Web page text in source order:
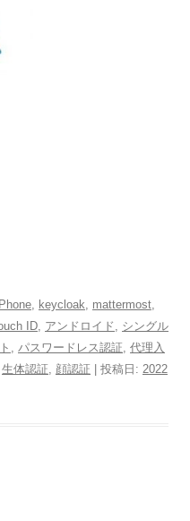
, keycloak, mattermost,
ID, アンドロイド , シングル
, パスワードレス認証, 代理入
生体認証, 顔認証 | 投稿日: 2022